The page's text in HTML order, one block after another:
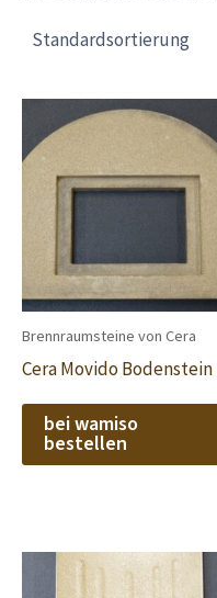
Brennraumsteine von Cera
Cera Movido Bodenstein
bei wamiso
bestellen